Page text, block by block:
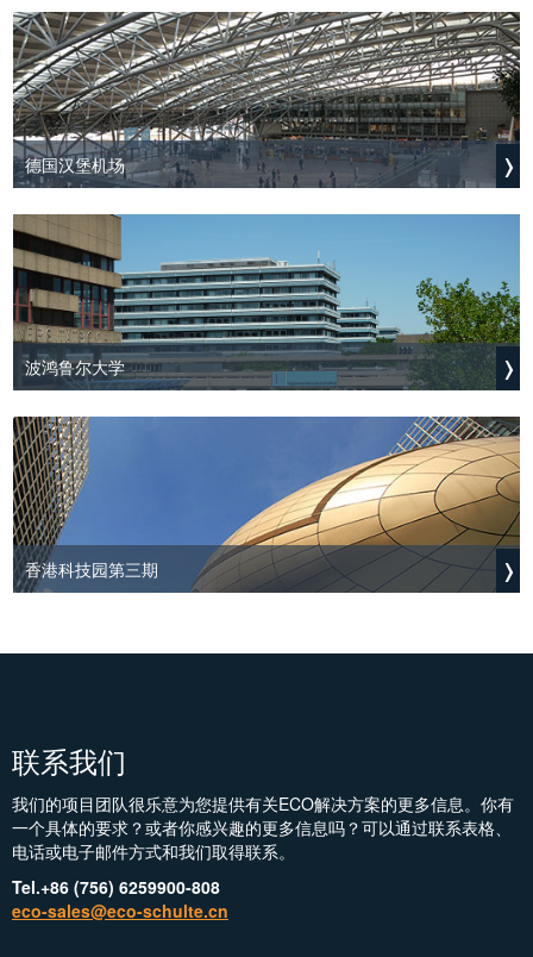
德国汉堡机场
波鸿鲁尔大学
香港科技园第三期
联系我们
我们的项目团队很乐意为您提供有关ECO解决方案的更多信息。你有
一个具体的要求？或者你感兴趣的更多信息吗？可以通过联系表格、
电话或电子邮件方式和我们取得联系。
Tel.+86 (756) 6259900-808
eco-sales@eco-schulte.cn